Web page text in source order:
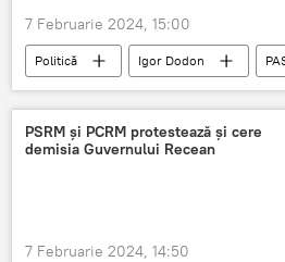
7 Februarie 2024, 15:00
Politică Igor Dodon
acuzații
Trădare
PSRM și PCRM protestează și cere
demisia Guvernului Recean
7 Februarie 2024, 14:50